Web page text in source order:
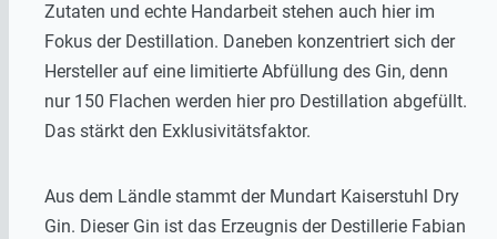
Zutaten und echte Handarbeit stehen auch hier im
Fokus der Destillation. Daneben konzentriert sich der
Hersteller auf eine limitierte Abfüllung des Gin, denn
nur 150 Flachen werden hier pro Destillation abgefüllt.
Das stärkt den Exklusivitätsfaktor.
Aus dem Ländle stammt der Mundart Kaiserstuhl Dry
Gin. Dieser Gin ist das Erzeugnis der Destillerie Fabian